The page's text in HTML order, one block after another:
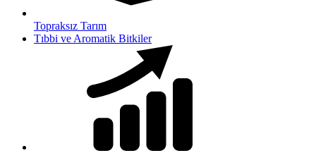
Topraksız Tarım
Tıbbi ve Aromatik Bitkiler